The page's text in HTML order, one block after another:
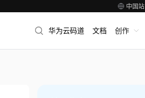
中国站
华为云码道 文档 创作